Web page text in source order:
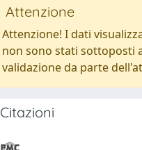
Attenzione
Attenzione! I dati
non sono stati sottoposti
validazione da parte
Citazioni